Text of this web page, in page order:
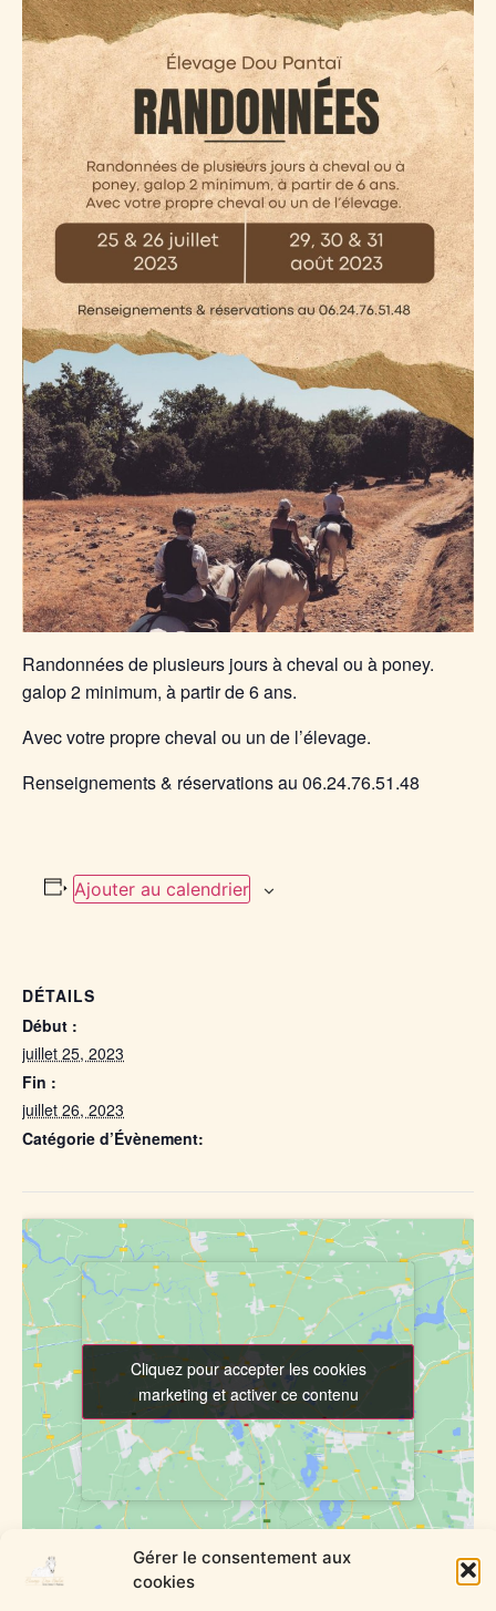
Gérer le consentement aux
cookies
Randonnées de plusieurs jours à cheval ou à poney.
galop 2 minimum, à partir de 6 ans.
Avec votre propre cheval ou un de l’élevage.
Renseignements & réservations au 06.24.76.51.48
Ajouter au calendrier
DÉTAILS
Début :
juillet 25, 2023
Fin :
juillet 26, 2023
Catégorie d’Évènement:
LIEU
Cliquez pour accepter les cookies
marketing et activer ce contenu
Cliquez pour accepter les cookies
marketing et activer ce contenu